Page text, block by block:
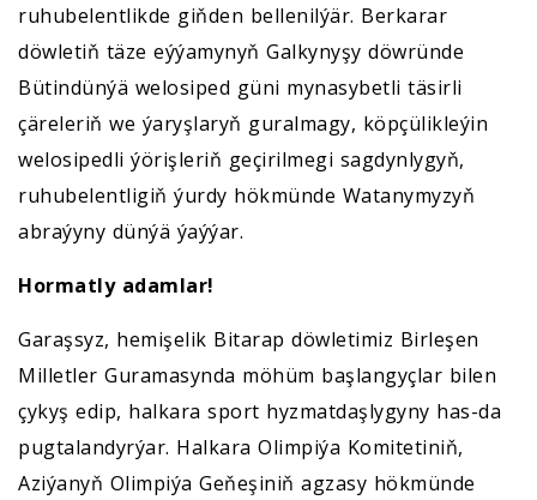
ruhubelentlikde giňden bellenilýär. Berkarar
döwletiň täze eýýamynyň Galkynyşy döwründe
Bütindünýä welosiped güni mynasybetli täsirli
çäreleriň we ýaryşlaryň guralmagy, köpçülikleýin
welosipedli ýörişleriň geçirilmegi sagdynlygyň,
ruhubelentligiň ýurdy hökmünde Watanymyzyň
abraýyny dünýä ýaýýar.
Hormatly adamlar!
Garaşsyz, hemişelik Bitarap döwletimiz Birleşen
Milletler Guramasynda möhüm başlangyçlar bilen
çykyş edip, halkara sport hyzmatdaşlygyny has-da
pugtalandyrýar. Halkara Olimpiýa Komitetiniň,
Aziýanyň Olimpiýa Geňeşiniň agzasy hökmünde